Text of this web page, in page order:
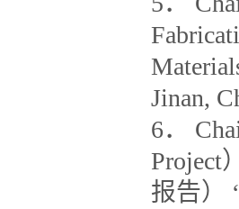
Jinan,
6．
Project
报告）